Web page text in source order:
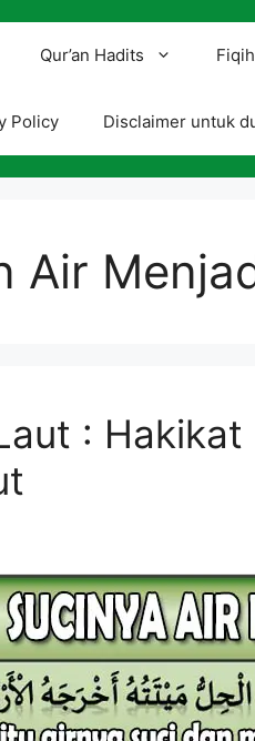
Qur’an Hadits Fiqih
Policy Disclaimer untuk
Air
: Hakikat